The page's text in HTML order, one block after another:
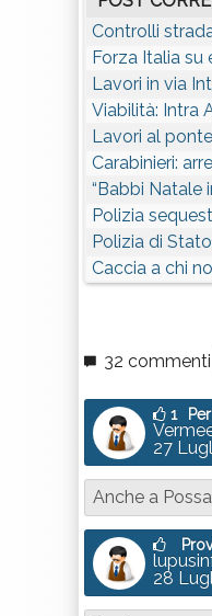
Controlli
Forza Italia su
Lavori in via
Viabilità: Intra
Lavori al
Carabinieri:
“Babbi Natale
Polizia
Polizia di
Caccia a chi
32 commenti
1
27
Anche a
28